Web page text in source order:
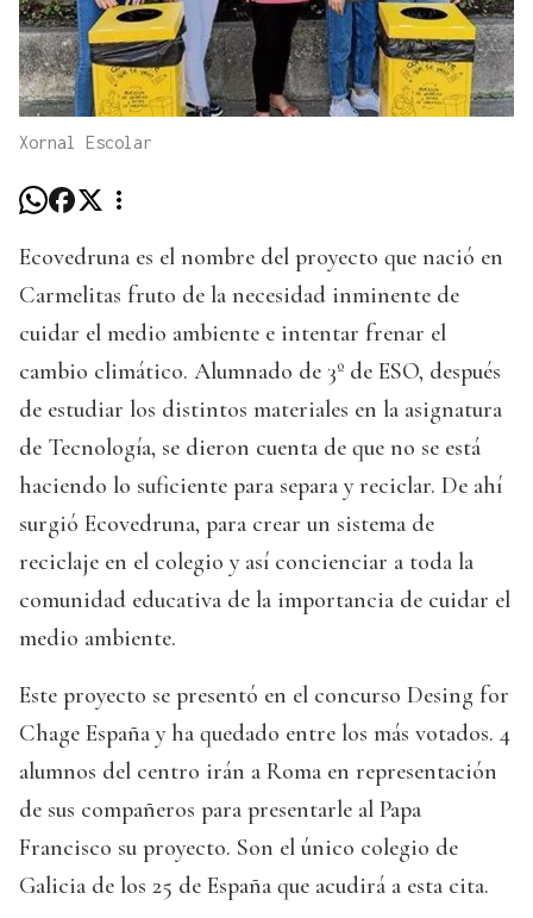
Xornal Escolar
Ecovedruna es el nombre del proyecto que nació en
Carmelitas fruto de la necesidad inminente de
cuidar el medio ambiente e intentar frenar el
cambio climático. Alumnado de 3º de ESO, después
de estudiar los distintos materiales en la asignatura
de Tecnología, se dieron cuenta de que no se está
haciendo lo suficiente para separa y reciclar. De ahí
surgió Ecovedruna, para crear un sistema de
reciclaje en el colegio y así concienciar a toda la
comunidad educativa de la importancia de cuidar el
medio ambiente.
Este proyecto se presentó en el concurso Desing for
Chage España y ha quedado entre los más votados. 4
alumnos del centro irán a Roma en representación
de sus compañeros para presentarle al Papa
Francisco su proyecto. Son el único colegio de
Galicia de los 25 de España que acudirá a esta cita.